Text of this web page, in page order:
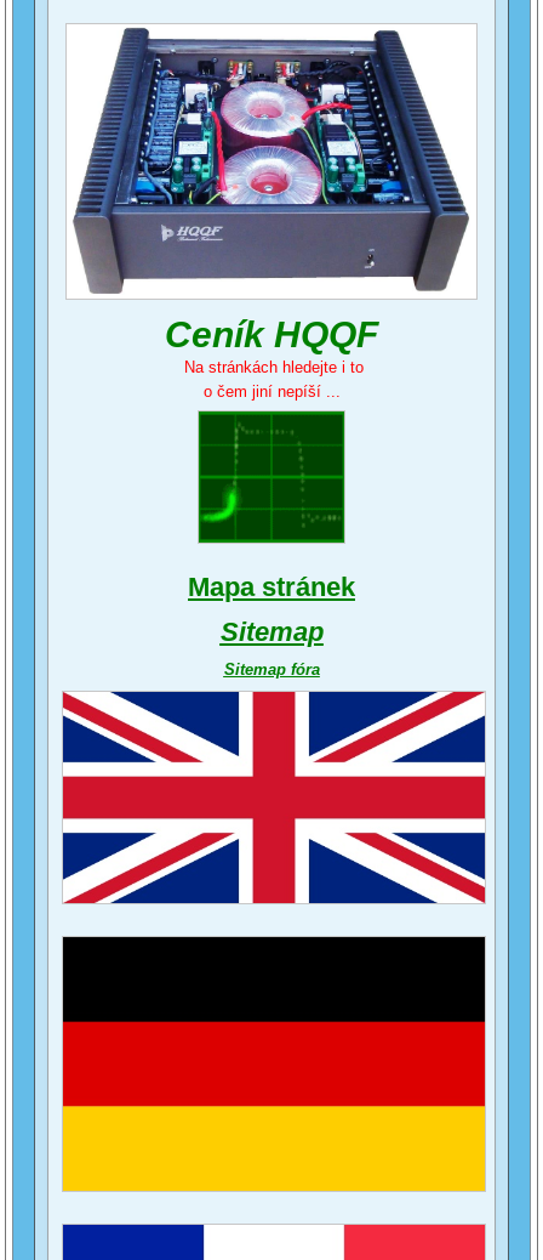
Ceník HQQF
Na stránkách hledejte i to
o čem jiní nepíší ...
Mapa stránek
Sitemap
Sitemap fóra